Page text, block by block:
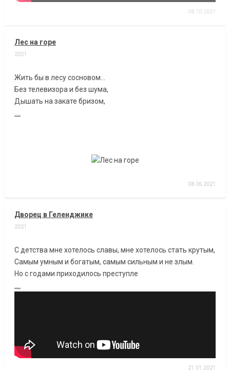
08.10.2021
Лес на горе
2021
Жить бы в лесу сосновом...
Без телевизора и без шума,
Дышать на закате бризом,
08.06.2021
Дворец в Геленджике
2021
С детства мне хотелось славы, мне хотелось стать крутым,
Самым умным и богатым, самым сильным и не злым.
Но с годами приходилось преступле
21.01.2021